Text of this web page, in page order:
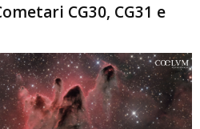
CG30, CG31 e